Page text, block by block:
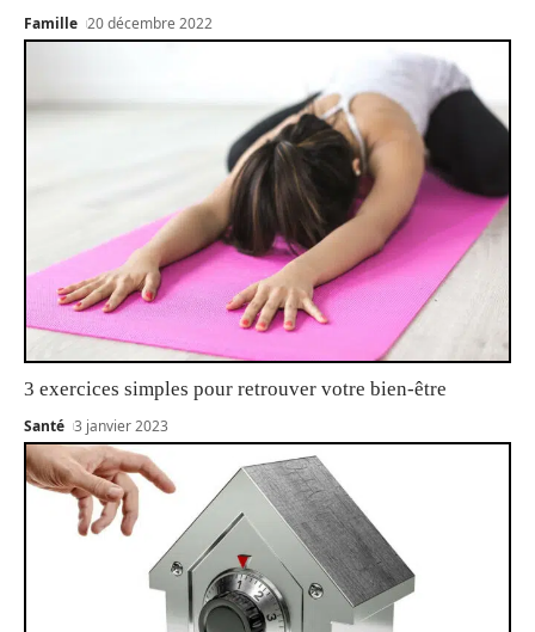
Famille 20 décembre 2022
3 exercices simples pour retrouver votre bien-être
Santé 3 janvier 2023